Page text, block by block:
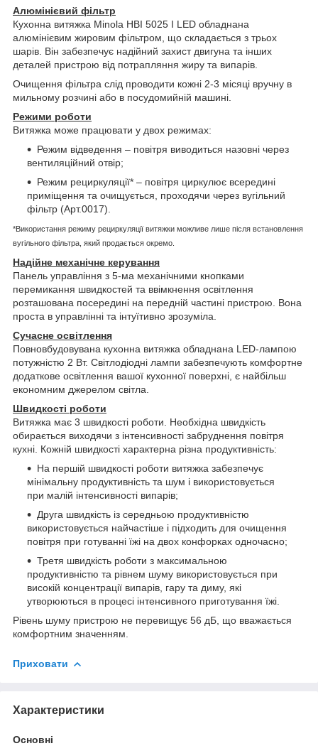
Алюмінієвий фільтр
Кухонна витяжка Minola HBI 5025 I LED обладнана
алюмінієвим жировим фільтром, що складається з трьох
шарів. Він забезпечує надійний захист двигуна та інших
деталей пристрою від потрапляння жиру та випарів.
Очищення фільтра слід проводити кожні 2-3 місяці вручну в
мильному розчині або в посудомийній машині.
Режими роботи
Витяжка може працювати у двох режимах:
Режим відведення – повітря виводиться назовні через
вентиляційний отвір;
Режим рециркуляції* – повітря циркулює всередині
приміщення та очищується, проходячи через вугільний
фільтр (Арт.0017).
*Використання режиму рециркуляції витяжки можливе лише після встановлення
вугільного фільтра, який продається окремо.
Надійне механічне керування
Панель управління з 5-ма механічними кнопками
перемикання швидкостей та ввімкнення освітлення
розташована посередині на передній частині пристрою. Вона
проста в управлінні та інтуїтивно зрозуміла.
Сучасне освітлення
Повновбудовувана кухонна витяжка обладнана LED-лампою
потужністю 2 Вт. Світлодіодні лампи забезпечують комфортне
додаткове освітлення вашої кухонної поверхні, є найбільш
економним джерелом світла.
Швидкості роботи
Витяжка має 3 швидкості роботи. Необхідна швидкість
обирається виходячи з інтенсивності забруднення повітря
кухні. Кожній швидкості характерна різна продуктивність:
На першій швидкості роботи витяжка забезпечує
мінімальну продуктивність та шум і використовується
при малій інтенсивності випарів;
Друга швидкість із середньою продуктивністю
використовується найчастіше і підходить для очищення
повітря при готуванні їжі на двох конфорках одночасно;
Третя швидкість роботи з максимальною
продуктивністю та рівнем шуму використовується при
високій концентрації випарів, гару та диму, які
утворюються в процесі інтенсивного приготування їжі.
Рівень шуму пристрою не перевищує 56 дБ, що вважається
комфортним значенням.
Приховати
Характеристики
Основні